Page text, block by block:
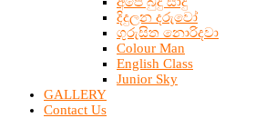
දිදුලන දරුවෝ
ගුරුසිත නොරිදවා
Colour Man
English Class
Junior Sky
GALLERY
Contact Us